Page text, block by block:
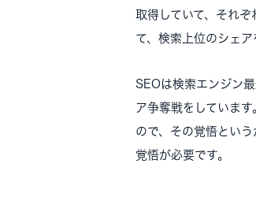
取得していて、それ
て、検索上位のシェア
SEOは検索エンジン
ア争奪戦をしていま
ので、その覚悟とい
覚悟が必要です。